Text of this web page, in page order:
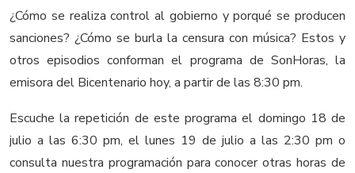
¿Cómo se realiza control al gobierno y porqué se producen
sanciones? ¿Cómo se burla la censura con música? Estos y
otros episodios conforman el programa de SonHoras, la
emisora del Bicentenario hoy, a partir de las 8:30 pm.
Escuche la repetición de este programa el domingo 18 de
julio a las 6:30 pm, el lunes 19 de julio a las 2:30 pm o
consulta nuestra programación para conocer otras horas de